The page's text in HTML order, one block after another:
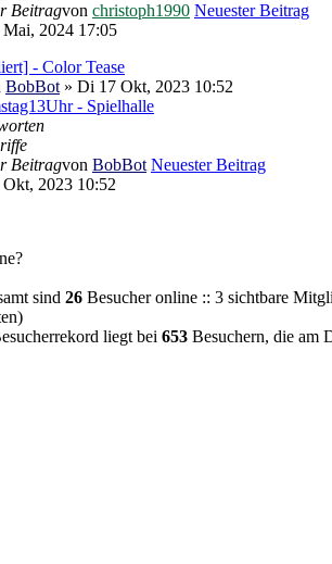
Beitragvon christoph1990 Neuester Beitrag
Mai, 2024 17:05
- Color Tease
BobBot » Di 17 Okt, 2023 10:52
- Spielhalle
Beitragvon BobBot Neuester Beitrag
2023 10:52
sind 26 Besucher online :: 3 sichtbare
liegt bei 653 Besuchern, die am